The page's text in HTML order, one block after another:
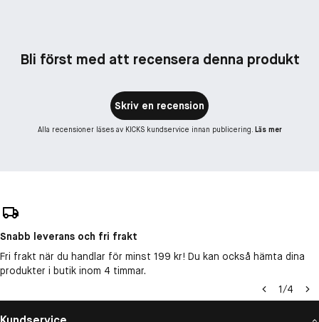
Bli först med att recensera denna produkt
Skriv en recension
Alla recensioner läses av KICKS kundservice innan publicering. Läs mer
Snabb leverans och fri frakt
Fri frakt när du handlar för minst 199 kr! Du kan också hämta dina
produkter i butik inom 4 timmar.
1/4